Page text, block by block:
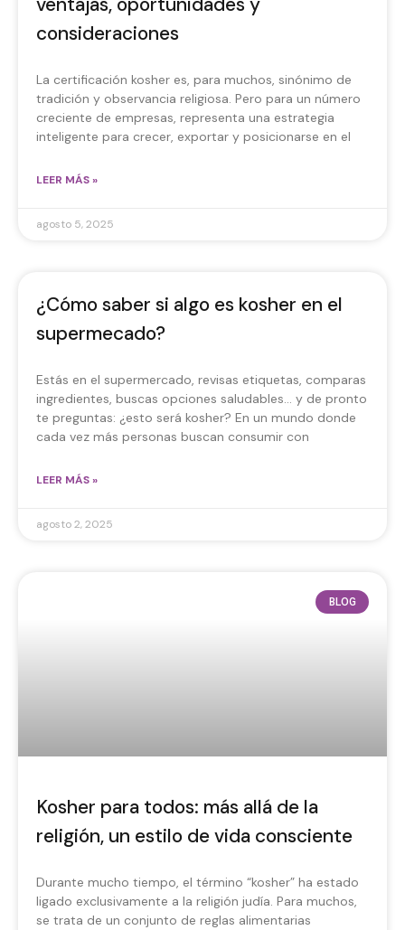
consideraciones
La certificación kosher es, para muchos, sinónimo de
tradición y observancia religiosa. Pero para un número
creciente de empresas, representa una estrategia
inteligente para crecer, exportar y posicionarse en el
LEER MÁS »
agosto 5, 2025
¿Cómo saber si algo es kosher en el
supermecado?
Estás en el supermercado, revisas etiquetas, comparas
ingredientes, buscas opciones saludables… y de pronto
te preguntas: ¿esto será kosher? En un mundo donde
cada vez más personas buscan consumir con
LEER MÁS »
agosto 2, 2025
BLOG
Kosher para todos: más allá de la
religión, un estilo de vida consciente
Durante mucho tiempo, el término “kosher” ha estado
ligado exclusivamente a la religión judía. Para muchos,
se trata de un conjunto de reglas alimentarias